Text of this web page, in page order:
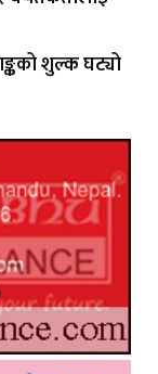
शुल्क घट्यो